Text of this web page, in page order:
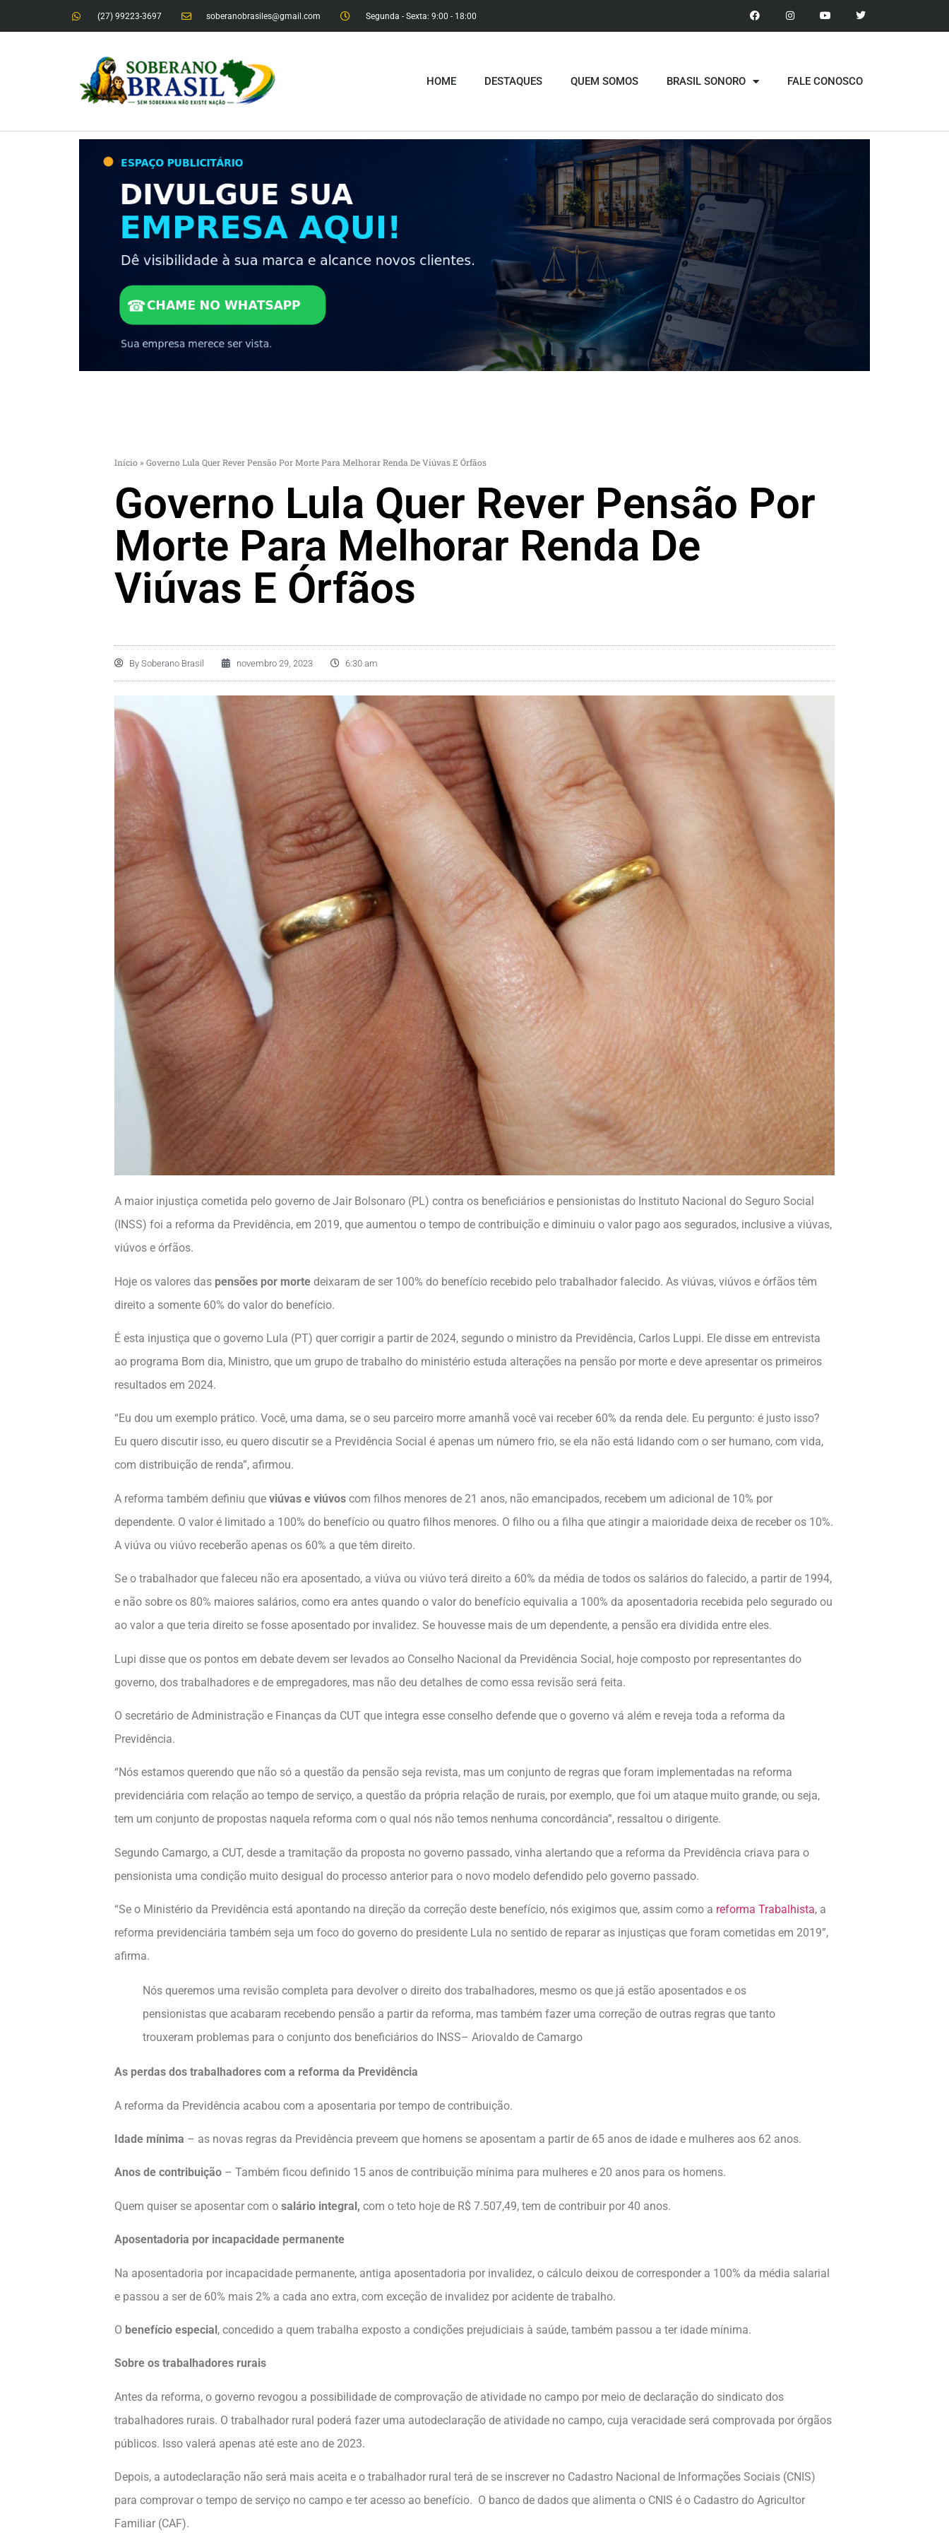
(27) 99223-3697 soberanobrasiles@gmail.com Segunda - Sexta: 9:00 - 18:00​
HOME DESTAQUES QUEM SOMOS BRASIL SONORO FALE CONOSCO
Início » Governo Lula Quer Rever Pensão Por Morte Para Melhorar Renda De Viúvas E Órfãos
Governo Lula Quer Rever Pensão Por
Morte Para Melhorar Renda De
Viúvas E Órfãos
By Soberano Brasil novembro 29, 2023 6:30 am
A maior injustiça cometida pelo governo de Jair Bolsonaro (PL) contra os beneficiários e pensionistas do Instituto Nacional do Seguro Social
(INSS) foi a reforma da Previdência, em 2019, que aumentou o tempo de contribuição e diminuiu o valor pago aos segurados, inclusive a viúvas,
viúvos e órfãos.
Hoje os valores das pensões por morte deixaram de ser 100% do benefício recebido pelo trabalhador falecido. As viúvas, viúvos e órfãos têm
direito a somente 60% do valor do benefício.
É esta injustiça que o governo Lula (PT) quer corrigir a partir de 2024, segundo o ministro da Previdência, Carlos Luppi. Ele disse em entrevista
ao programa Bom dia, Ministro, que um grupo de trabalho do ministério estuda alterações na pensão por morte e deve apresentar os primeiros
resultados em 2024.
“Eu dou um exemplo prático. Você, uma dama, se o seu parceiro morre amanhã você vai receber 60% da renda dele. Eu pergunto: é justo isso?
Eu quero discutir isso, eu quero discutir se a Previdência Social é apenas um número frio, se ela não está lidando com o ser humano, com vida,
com distribuição de renda”, afirmou.
A reforma também definiu que viúvas e viúvos com filhos menores de 21 anos, não emancipados, recebem um adicional de 10% por
dependente. O valor é limitado a 100% do benefício ou quatro filhos menores. O filho ou a filha que atingir a maioridade deixa de receber os 10%.
A viúva ou viúvo receberão apenas os 60% a que têm direito.
Se o trabalhador que faleceu não era aposentado, a viúva ou viúvo terá direito a 60% da média de todos os salários do falecido, a partir de 1994,
e não sobre os 80% maiores salários, como era antes quando o valor do benefício equivalia a 100% da aposentadoria recebida pelo segurado ou
ao valor a que teria direito se fosse aposentado por invalidez. Se houvesse mais de um dependente, a pensão era dividida entre eles.
Lupi disse que os pontos em debate devem ser levados ao Conselho Nacional da Previdência Social, hoje composto por representantes do
governo, dos trabalhadores e de empregadores, mas não deu detalhes de como essa revisão será feita.
O secretário de Administração e Finanças da CUT que integra esse conselho defende que o governo vá além e reveja toda a reforma da
Previdência.
“Nós estamos querendo que não só a questão da pensão seja revista, mas um conjunto de regras que foram implementadas na reforma
previdenciária com relação ao tempo de serviço, a questão da própria relação de rurais, por exemplo, que foi um ataque muito grande, ou seja,
tem um conjunto de propostas naquela reforma com o qual nós não temos nenhuma concordância”, ressaltou o dirigente.
Segundo Camargo, a CUT, desde a tramitação da proposta no governo passado, vinha alertando que a reforma da Previdência criava para o
pensionista uma condição muito desigual do processo anterior para o novo modelo defendido pelo governo passado.
“Se o Ministério da Previdência está apontando na direção da correção deste benefício, nós exigimos que, assim como a reforma Trabalhista, a
reforma previdenciária também seja um foco do governo do presidente Lula no sentido de reparar as injustiças que foram cometidas em 2019”,
afirma.
Nós queremos uma revisão completa para devolver o direito dos trabalhadores, mesmo os que já estão aposentados e os
pensionistas que acabaram recebendo pensão a partir da reforma, mas também fazer uma correção de outras regras que tanto
trouxeram problemas para o conjunto dos beneficiários do INSS– Ariovaldo de Camargo
As perdas dos trabalhadores com a reforma da Previdência
A reforma da Previdência acabou com a aposentaria por tempo de contribuição.
Idade mínima – as novas regras da Previdência preveem que homens se aposentam a partir de 65 anos de idade e mulheres aos 62 anos.
Anos de contribuição – Também ficou definido 15 anos de contribuição mínima para mulheres e 20 anos para os homens.
Quem quiser se aposentar com o salário integral, com o teto hoje de R$ 7.507,49, tem de contribuir por 40 anos.
Aposentadoria por incapacidade permanente
Na aposentadoria por incapacidade permanente, antiga aposentadoria por invalidez, o cálculo deixou de corresponder a 100% da média salarial
e passou a ser de 60% mais 2% a cada ano extra, com exceção de invalidez por acidente de trabalho.
O benefício especial, concedido a quem trabalha exposto a condições prejudiciais à saúde, também passou a ter idade mínima.
Sobre os trabalhadores rurais
Antes da reforma, o governo revogou a possibilidade de comprovação de atividade no campo por meio de declaração do sindicato dos
trabalhadores rurais. O trabalhador rural poderá fazer uma autodeclaração de atividade no campo, cuja veracidade será comprovada por órgãos
públicos. Isso valerá apenas até este ano de 2023.
Depois, a autodeclaração não será mais aceita e o trabalhador rural terá de se inscrever no Cadastro Nacional de Informações Sociais (CNIS)
para comprovar o tempo de serviço no campo e ter acesso ao benefício. O banco de dados que alimenta o CNIS é o Cadastro do Agricultor
Familiar (CAF).